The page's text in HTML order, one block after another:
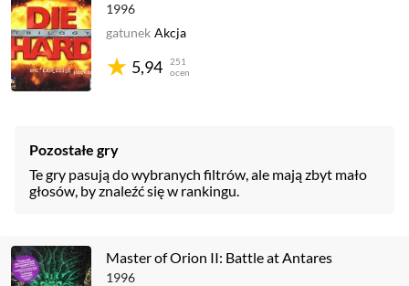
1996
5,94
251
ocen
gatunek Akcja
Pozostałe gry
Te gry pasują do wybranych filtrów, ale mają zbyt mało
głosów, by znaleźć się w rankingu.
Master of Orion II: Battle at Antares
1996